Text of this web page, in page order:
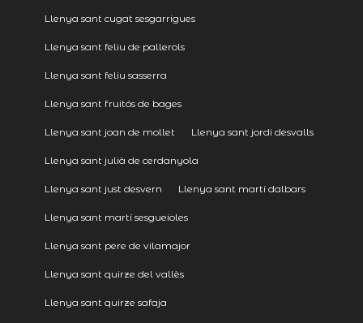
Llenya sant cugat sesgarrigues
Llenya sant feliu de pallerols
Llenya sant feliu sasserra
Llenya sant fruitós de bages
Llenya sant joan de mollet Llenya sant jordi desvalls
Llenya sant julià de cerdanyola
Llenya sant just desvern Llenya sant martí dalbars
Llenya sant martí sesgueioles
Llenya sant pere de vilamajor
Llenya sant quirze del vallès
Llenya sant quirze safaja